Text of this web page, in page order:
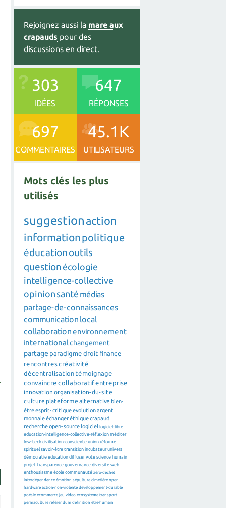
Rejoignez aussi la mare aux
crapauds pour des
discussions en direct.
303
IDÉES
647
RÉPONSES
697
COMMENTAIRES
45.1K
UTILISATEURS
Mots clés les plus
utilisés
suggestion action
informationpolitique
éducationoutils
question écologie
intelligence-collective
opinion santé médias
partage-de-connaissances
communication local
collaborationenvironnement
internationalchangement
partage paradigme droit finance
rencontrescréativité
décentralisation témoignage
convaincre collaboratifentreprise
innovation organisation-du-site
culture plateforme alternative bien-
êtreesprit-critiqueevolutionargent
monnaieéchangeréthiquecrapaud
rechercheopen-source logiciel logiciel-libre
education-intelligence-collective-réflexion méditer
low-tech civilisation-consciente union réforme
spirituel savoir-être transition incubateur univers
démocratie education diffuser vote science humain
projet transparence gouvernance diversité web
enthousiasme école communauté zéro-déchet
interdépendance émotion sépulture cimetière open-
hardware action-non-violente developpement-durable
poésie ecommerce jeu-video ecosysteme transport
permaculture référendum definition être-humain